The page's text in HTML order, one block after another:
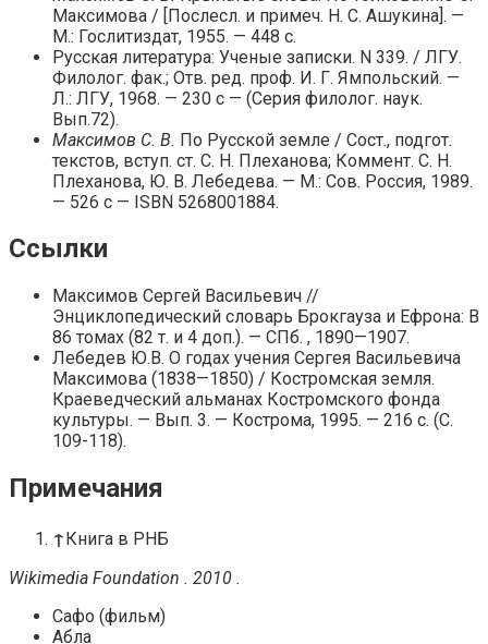
Максимова / [Послесл. и примеч. Н. С. Ашукина]. —
М.: Гослитиздат, 1955. — 448 с.
Русская литература: Ученые записки. N 339. / ЛГУ.
Филолог. фак.; Отв. ред. проф. И. Г. Ямпольский. —
Л.: ЛГУ, 1968. — 230 с — (Серия филолог. наук.
Вып.72).
Максимов С. В. По Русской земле / Сост., подгот.
текстов, вступ. ст. С. Н. Плеханова; Коммент. С. Н.
Плеханова, Ю. В. Лебедева. — М.: Сов. Россия, 1989.
— 526 с — ISBN 5268001884.
Ссылки
Максимов Сергей Васильевич //
Энциклопедический словарь Брокгауза и Ефрона: В
86 томах (82 т. и 4 доп.). — СПб. , 1890—1907.
Лебедев Ю.В. О годах учения Сергея Васильевича
Максимова (1838—1850) / Костромская земля.
Краеведческий альманах Костромского фонда
культуры. — Вып. 3. — Кострома, 1995. — 216 с. (С.
109-118).
Примечания
↑ Книга в РНБ
Wikimedia Foundation . 2010 .
Сафо (фильм)
Абла